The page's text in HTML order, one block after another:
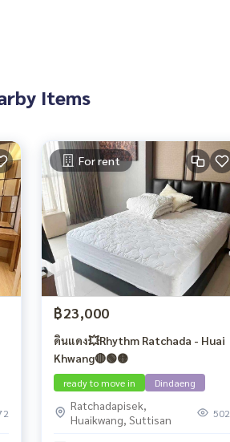
Items
For rent
฿23,000
ดินแดง💥Rhythm Ratchada - Huai
Khwang🔴🟢🟡
ready to move in Dindaeng
Ratchadapisek,
Huaikwang, Suttisan
502